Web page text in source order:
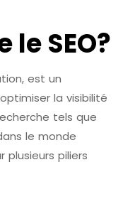
SEO?
est un
la visibilité
tels que
le monde
plusieurs piliers